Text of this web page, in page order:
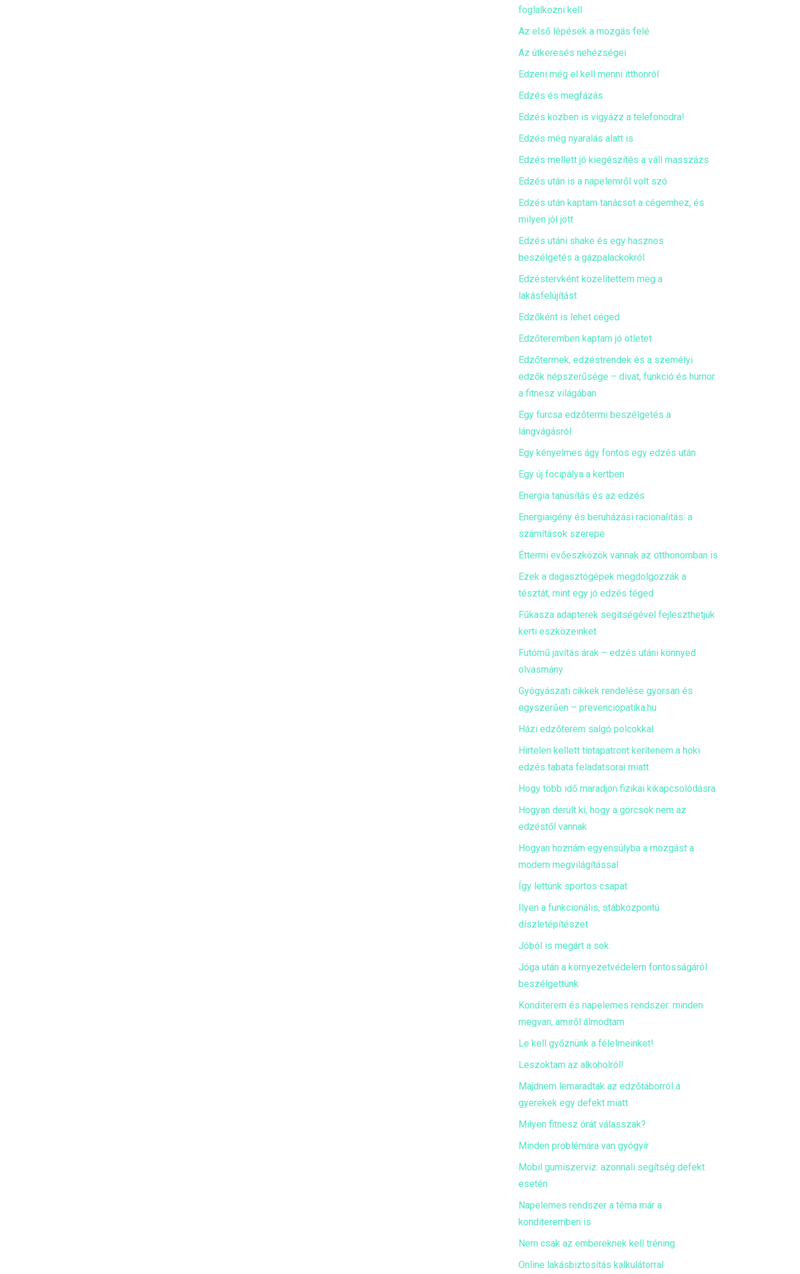
foglalkozni kell
Az első lépések a mozgás felé
Az útkeresés nehézségei
Edzeni még el kell menni itthonról
Edzés és megfázás
Edzés közben is vigyázz a telefonodra!
Edzés még nyaralás alatt is
Edzés mellett jó kiegészítés a váll masszázs
Edzés után is a napelemről volt szó
Edzés után kaptam tanácsot a cégemhez, és
milyen jól jött
Edzés utáni shake és egy hasznos
beszélgetés a gázpalackokról
Edzéstervként közelítettem meg a
lakásfelújítást
Edzőként is lehet céged
Edzőteremben kaptam jó ötletet
Edzőtermek, edzéstrendek és a személyi
edzők népszerűsége – divat, funkció és humor
a fitnesz világában
Egy furcsa edzőtermi beszélgetés a
lángvágásról
Egy kényelmes ágy fontos egy edzés után
Egy új focipálya a kertben
Energia tanúsítás és az edzés
Energiaigény és beruházási racionalitás: a
számítások szerepe
Éttermi evőeszközök vannak az otthonomban is
Ezek a dagasztógépek megdolgozzák a
tésztát, mint egy jó edzés téged
Fűkasza adapterek segítségével fejleszthetjük
kerti eszközeinket
Futómű javítás árak – edzés utáni könnyed
olvasmány
Gyógyászati cikkek rendelése gyorsan és
egyszerűen – prevenciopatika.hu
Házi edzőterem salgó polcokkal
Hirtelen kellett tintapatront kerítenem a hoki
edzés tabata feladatsorai miatt
Hogy több idő maradjon fizikai kikapcsolódásra
Hogyan derült ki, hogy a görcsök nem az
edzéstől vannak
Hogyan hoznám egyensúlyba a mozgást a
modern megvilágítással
Így lettünk sportos csapat
Ilyen a funkcionális, stábközpontú
díszletépítészet
Jóból is megárt a sok
Jóga után a környezetvédelem fontosságáról
beszélgettünk
Konditerem és napelemes rendszer: minden
megvan, amiről álmodtam
Le kell győznünk a félelmeinket!
Leszoktam az alkoholról!
Majdnem lemaradtak az edzőtáborról a
gyerekek egy defekt miatt
Milyen fitnesz órát válasszak?
Minden problémára van gyógyír
Mobil gumiszerviz: azonnali segítség defekt
esetén
Napelemes rendszer a téma már a
konditeremben is
Nem csak az embereknek kell tréning
Online lakásbiztosítás kalkulátorral